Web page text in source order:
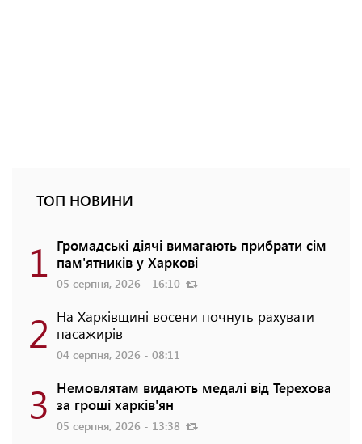
ТОП НОВИНИ
1 Громадські діячі вимагають прибрати сім
пам'ятників у Харкові
05 серпня, 2026 - 16:10
2 На Харківщині восени почнуть рахувати
пасажирів
04 серпня, 2026 - 08:11
3 Немовлятам видають медалі від Терехова
за гроші харків'ян
05 серпня, 2026 - 13:38